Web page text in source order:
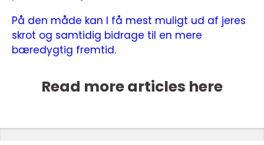
På den måde kan I få mest muligt ud af jeres
skrot og samtidig bidrage til en mere
bæredygtig fremtid.
Read more articles here